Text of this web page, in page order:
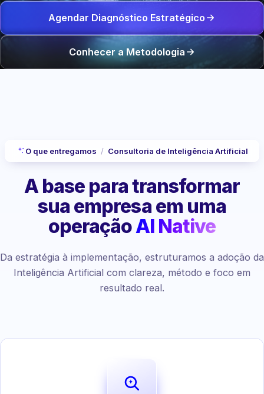
Agendar Diagnóstico Estratégico
Conhecer a Metodologia
O que entregamos / Consultoria de Inteligência Artificial
A base para transformar
sua empresa em uma
operaçãoAI Native
Da estratégia à implementação, estruturamos a adoção da
Inteligência Artificial com clareza, método e foco em
resultado real.